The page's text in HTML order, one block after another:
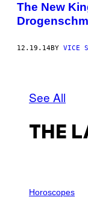
The New
12.19.14BY VICE
See All
THE
L
Horoscopes